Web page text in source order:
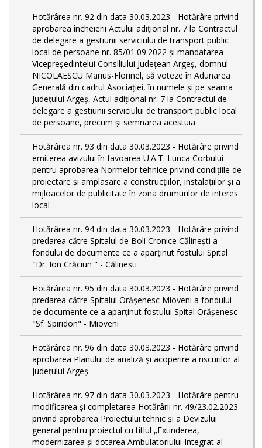
Hotărârea nr. 92 din data 30.03.2023 - Hotărâre privind
aprobarea încheierii Actului adițional nr. 7 la Contractul
de delegare a gestiunii serviciului de transport public
local de persoane nr. 85/01.09.2022 și mandatarea
Vicepreședintelui Consiliului Județean Argeș, domnul
NICOLAESCU Marius-Florinel, să voteze în Adunarea
Generală din cadrul Asociației, în numele și pe seama
Județului Argeș, Actul adițional nr. 7 la Contractul de
delegare a gestiunii serviciului de transport public local
de persoane, precum și semnarea acestuia
Hotărârea nr. 93 din data 30.03.2023 - Hotărâre privind
emiterea avizului în favoarea U.A.T. Lunca Corbului
pentru aprobarea Normelor tehnice privind condiţiile de
proiectare şi amplasare a construcţiilor, instalaţiilor şi a
mijloacelor de publicitate în zona drumurilor de interes
local
Hotărârea nr. 94 din data 30.03.2023 - Hotărâre privind
predarea către Spitalul de Boli Cronice Călinești a
fondului de documente ce a aparținut fostului Spital
"Dr. Ion Crăciun " - Călinești
Hotărârea nr. 95 din data 30.03.2023 - Hotărâre privind
predarea către Spitalul Orășenesc Mioveni a fondului
de documente ce a aparținut fostului Spital Orășenesc
"Sf. Spiridon" - Mioveni
Hotărârea nr. 96 din data 30.03.2023 - Hotărâre privind
aprobarea Planului de analiză și acoperire a riscurilor al
județului Argeș
Hotărârea nr. 97 din data 30.03.2023 - Hotărâre pentru
modificarea și completarea Hotărârii nr. 49/23.02.2023
privind aprobarea Proiectului tehnic și a Devizului
general pentru proiectul cu titlul „Extinderea,
modernizarea și dotarea Ambulatoriului Integrat al